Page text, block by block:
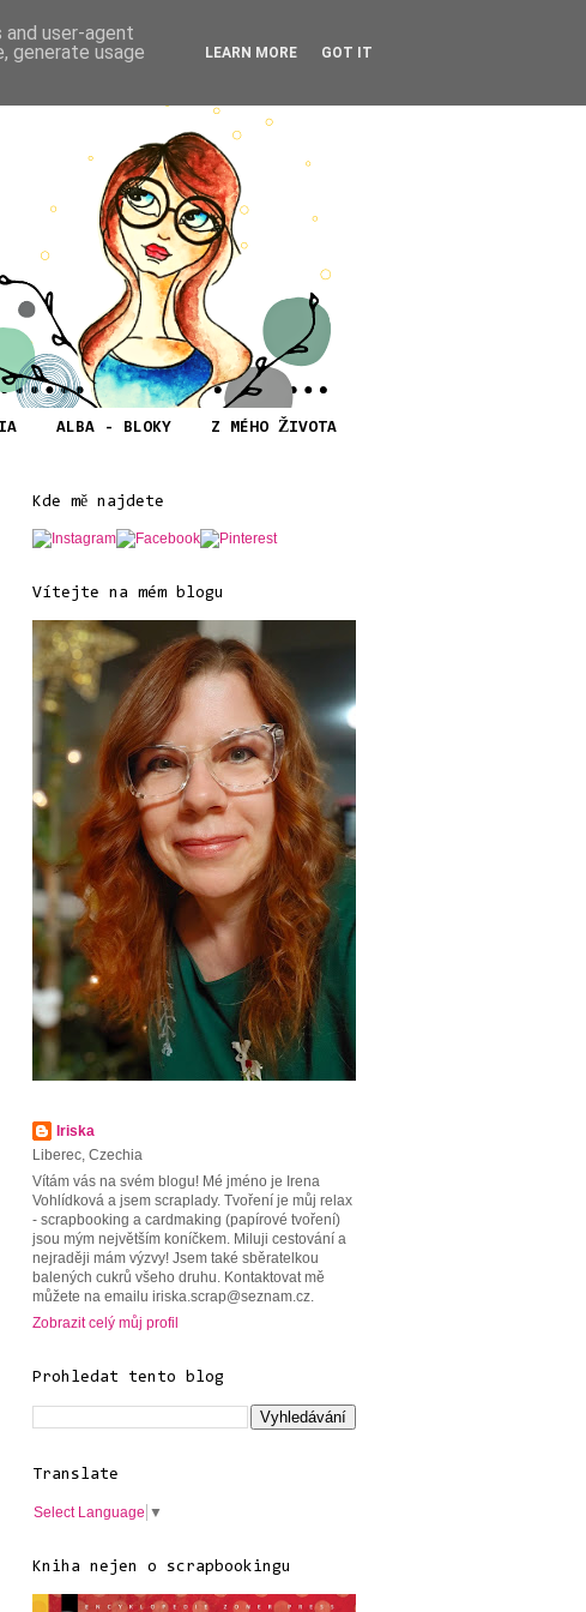
ALBA - BLOKY Z MÉHO ŽIVOTA
Kde mě najdete
Vítejte na mém blogu
Iriska
Liberec, Czechia
Vítám vás na svém blogu! Mé jméno je Irena
Vohlídková a jsem scraplady. Tvoření je můj relax
- scrapbooking a cardmaking (papírové tvoření)
jsou mým největším koníčkem. Miluji cestování a
nejraději mám výzvy! Jsem také sběratelkou
balených cukrů všeho druhu. Kontaktovat mě
můžete na emailu iriska.scrap@seznam.cz.
Zobrazit celý můj profil
Prohledat tento blog
Translate
Select Language ▼
Kniha nejen o scrapbookingu
user-agent
generate usage
LEARN MORE GOT IT